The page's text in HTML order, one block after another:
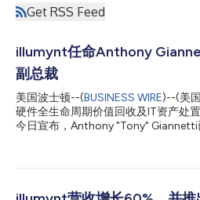
Get RSS Feed
illumynt任命Anthony
副总裁
美国波士顿--(BUSINESS WIRE)--(美
硬件全生命周期价值回收及IT资产处
今日宣布，Anthony "Tony" Giannetti
业担任重要管理职务，包括在戴尔负
大规模运营管理等领域拥有深厚积淀